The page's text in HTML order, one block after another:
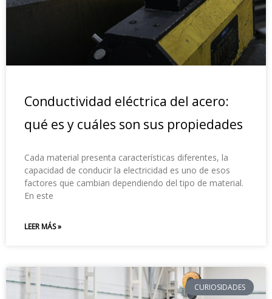
Conductividad eléctrica del acero:
qué es y cuáles son sus propiedades
Cada material presenta características diferentes, la
capacidad de conducir la electricidad es uno de esos
factores que cambian dependiendo del tipo de material.
En este
LEER MÁS »
CURIOSIDADES